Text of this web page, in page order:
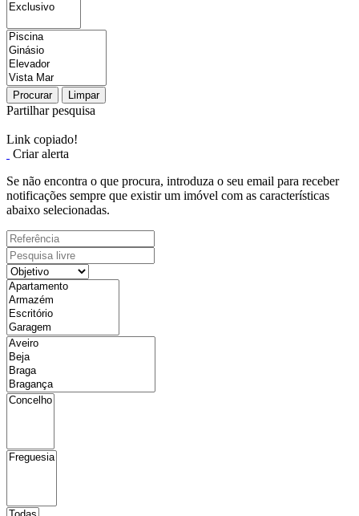
Procurar Limpar
Partilhar pesquisa
Link copiado!
Criar alerta
Se não encontra o que procura, introduza o seu email para receber
notificações sempre que existir um imóvel com as características
abaixo selecionadas.